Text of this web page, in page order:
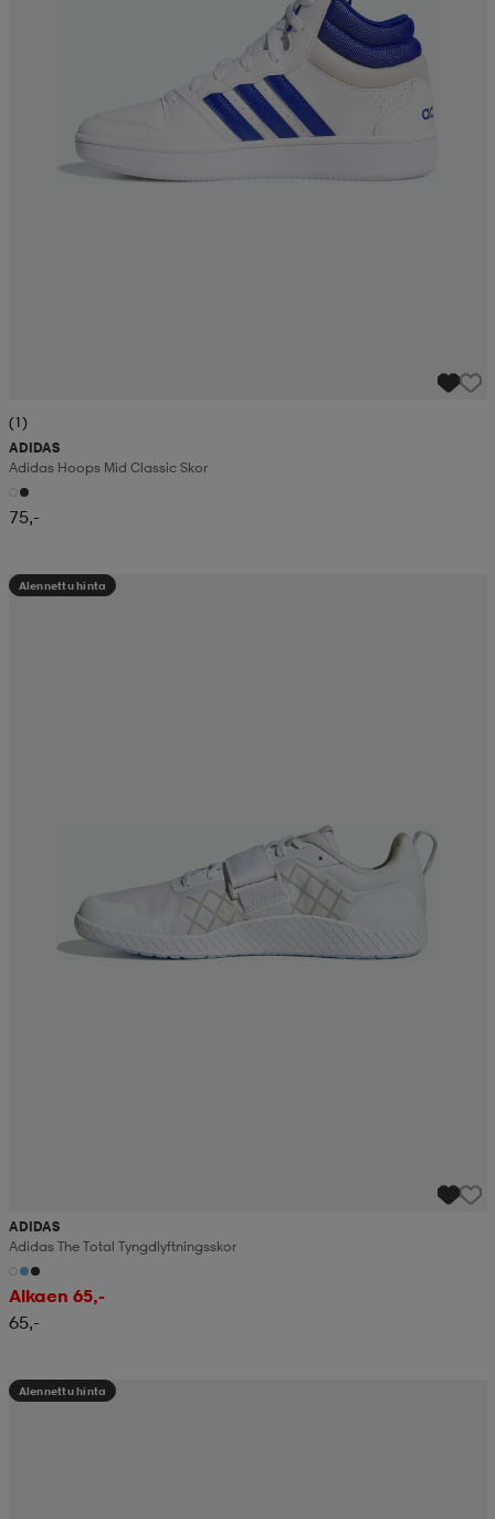
(1)
ADIDAS
Adidas Hoops Mid Classic Skor
75,-
Alennettu hinta
ADIDAS
Adidas The Total Tyngdlyftningsskor
Alkaen 65,-
65,-
Alennettu hinta